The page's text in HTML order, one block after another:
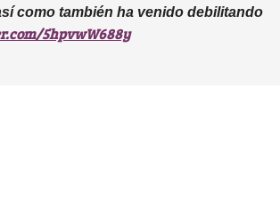
como también ha venido debilitando
5hpvwW688y